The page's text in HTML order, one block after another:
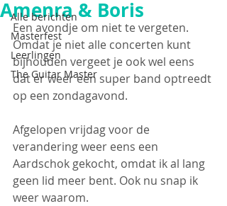
Alle berichten
Masterfest
Leerlingen
The Guitar Master
Amenra & Boris
Een avondje om niet te vergeten.
Omdat je niet alle concerten kunt
bijhouden vergeet je ook wel eens
dat er weer een super band optreedt
op een zondagavond.
Afgelopen vrijdag voor de
verandering weer eens een
Aardschok gekocht, omdat ik al lang
geen lid meer bent. Ook nu snap ik
weer waarom.